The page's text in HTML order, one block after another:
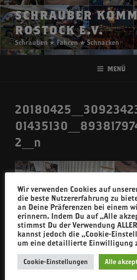
Zum
Inhalt
springen
SCHRAUBER
ROSTOCK E.V.
Schrauben ★ Fahren ★ Schnacken
Menü
2_n
Wir verwenden Cookies auf
die beste Nutzererfahrung zu
an Deine Präferenzen bei einem
erinnern. Indem Du auf „Alle
stimmst Du der Verwendung
kannst jedoch die „Cookie-
um eine detaillierte Einwilligung
Cookie-Einstellungen Alle